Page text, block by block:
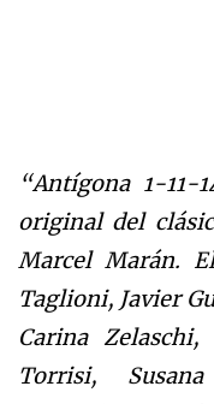
“Antígona 1-11-
original del
Marcel Marán.
Taglioni, Javier
Carina
Torrisi,